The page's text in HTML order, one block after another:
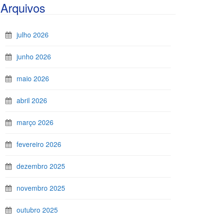
Arquivos
julho 2026
junho 2026
maio 2026
abril 2026
março 2026
fevereiro 2026
dezembro 2025
novembro 2025
outubro 2025